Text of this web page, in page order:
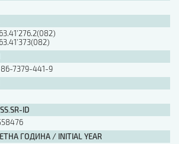
7379-441-9
ID
ГОДИНА / INITIAL YEAR